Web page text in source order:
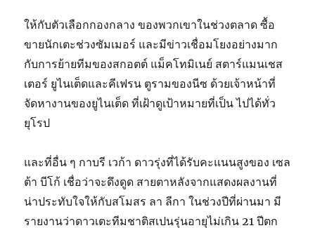
ให้กับตัวเลือกกองกลาง ของพวกเขาในช่วงตลาด ซื้อ
ขายนักเตะช่วงซัมเมอร์ และมีข่าวเชื่อมโยงอย่างมาก
กับการย้ายทีมของสกอตต์ แม็คโทมิเนย์ สตาร์แมนเชส
เตอร์ ยูไนเต็ดและคีเฟรน ตูรามของนีซ ด้วยเจ้าหน้าที่
จัดหางานของยูไนเต็ด ที่เฝ้าดูเป้าหมายที่เป็น ไปได้ทั่ว
ยุโรป
และที่อื่น ๆ กาบรี เวก้า ดาวรุ่งที่ได้รับคะแนนสูงของ เซล
ต้า บีโก้ เชื่อว่าจะดึงดูด สายตาหลังจากแสดงผลงานที่
น่าประทับใจให้กับสโมสร ลา ลีกา ในช่วงปีที่ผ่านมา มี
รายงานว่าดาวเตะทีมชาติสเปนรุ่นอายุไม่เกิน 21 ปีตก